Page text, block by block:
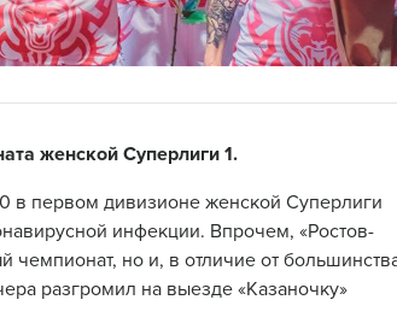
женской Суперлиги 1.
в первом дивизионе женской Суперлиги
инфекции. Впрочем, «Ростов-
но и, в отличие от
разгромил на выезде «Казаночку»